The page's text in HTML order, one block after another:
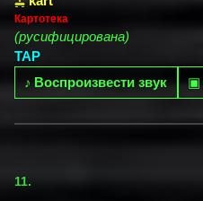
Картотека
(русифицирована)
TAP
♪ Воспроизвести звук ▣
11.